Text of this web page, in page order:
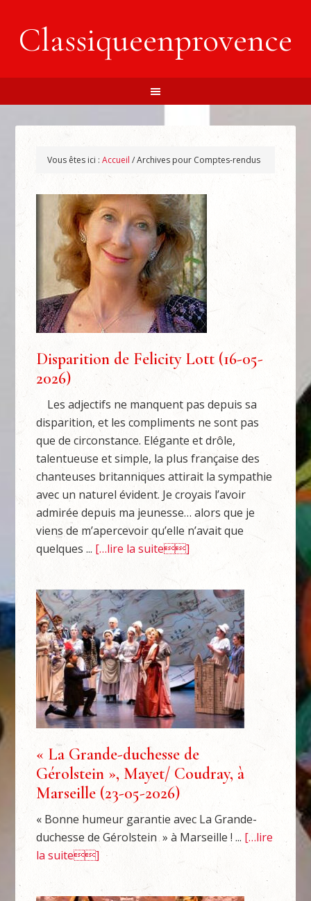
Classiqueenprovence
Vous êtes ici :Accueil /Archives pour Comptes-rendus
Disparition de Felicity Lott (16-05-
2026)
Les adjectifs ne manquent pas depuis sa
disparition, et les compliments ne sont pas
que de circonstance. Elégante et drôle,
talentueuse et simple, la plus française des
chanteuses britanniques attirait la sympathie
avec un naturel évident. Je croyais l’avoir
admirée depuis ma jeunesse… alors que je
viens de m’apercevoir qu’elle n’avait que
quelques ... […lire la suite]
« La Grande-duchesse de
Gérolstein », Mayet/ Coudray, à
Marseille (23-05-2026)
« Bonne humeur garantie avec La Grande-
duchesse de Gérolstein » à Marseille ! ... […lire
la suite]